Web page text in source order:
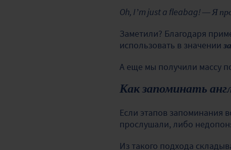
Oh, I’m just a fleabag! — Я
Заметили? Благодаря
использовать в значении
А еще мы получили массу
Как запоминать
Если этапов запоминания
прослушали, либо
Из такого подхода